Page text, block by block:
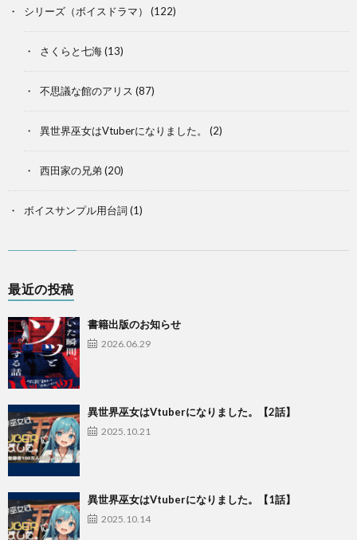
シリーズ（ボイスドラマ） (122)
さくらと七海(13)
不思議な館のアリス (87)
異世界巫女はVtuberになりました。 (2)
西田家の兄弟(20)
ボイスサンプル用台詞 (1)
最近の投稿
書籍出版のお知らせ
2026.06.29
異世界巫女はVtuberになりました。【2話】
2025.10.21
異世界巫女はVtuberになりました。【1話】
2025.10.14